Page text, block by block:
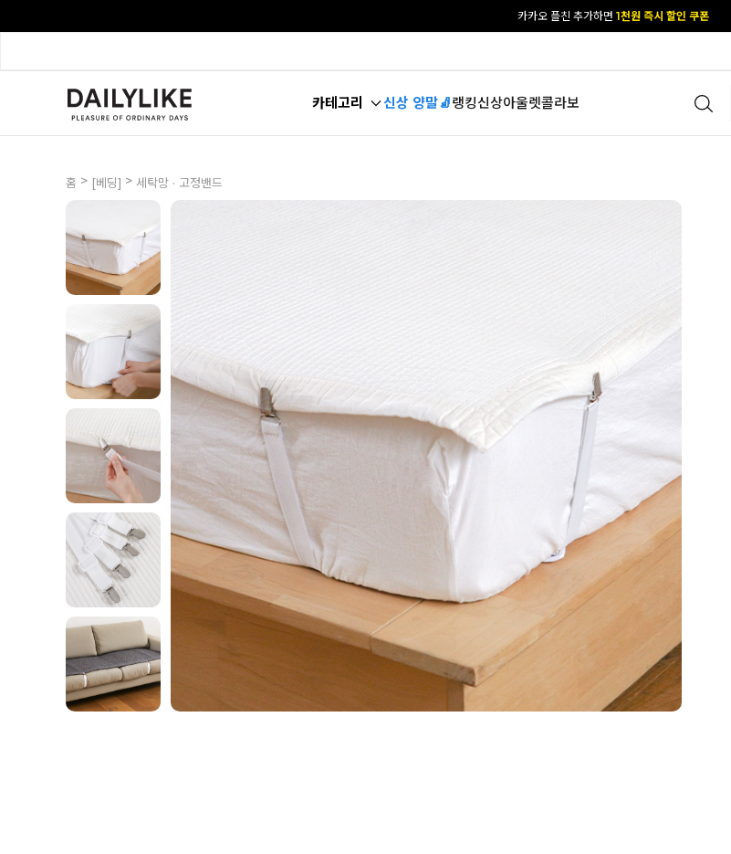
[공식몰 단독] 앱 다운받고2% 결제 할인 받기
카테고리 신상 양말🧦랭킹신상아울렛콜라보
홈 > [베딩] > 세탁망 · 고정밴드